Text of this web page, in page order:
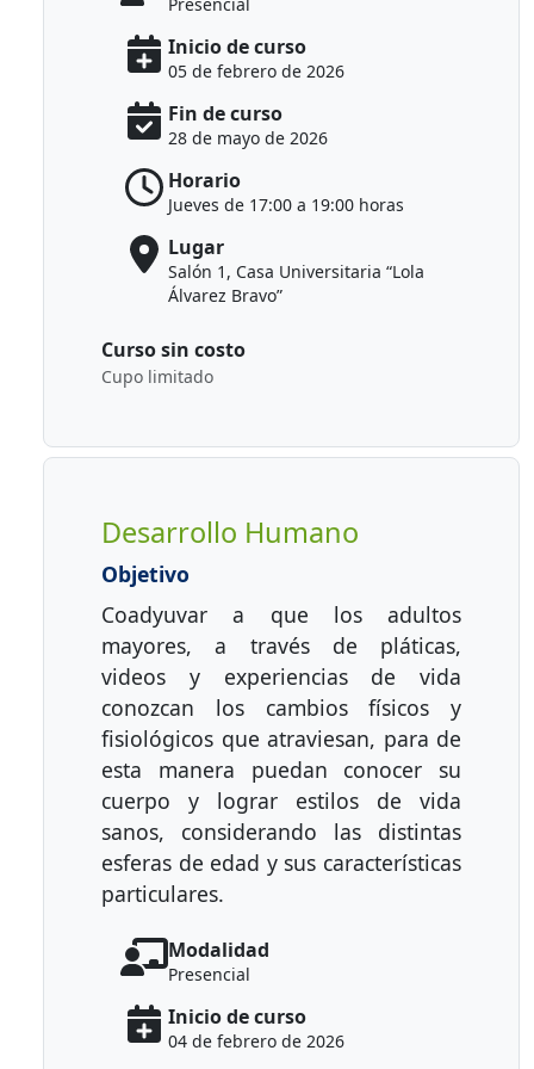
Inicio de curso
05 de febrero de 2026
Fin de curso
28 de mayo de 2026
Horario
Jueves de 17:00 a 19:00 horas
Lugar
Salón 1, Casa Universitaria “Lola
Álvarez Bravo”
Curso sin costo
Cupo limitado
Desarrollo Humano
Objetivo
Coadyuvar a que los adultos
mayores, a través de pláticas,
videos y experiencias de vida
conozcan los cambios físicos y
fisiológicos que atraviesan, para de
esta manera puedan conocer su
cuerpo y lograr estilos de vida
sanos, considerando las distintas
esferas de edad y sus características
particulares.
Modalidad
Presencial
Inicio de curso
04 de febrero de 2026